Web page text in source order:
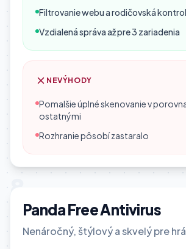
Filtrovanie webu a rodičovská
Vzdialená správa až pre 3 zariadenia
NEVÝHODY
Pomalšie úplné skenovanie v
ostatnými
Rozhranie pôsobí zastaralo
Panda Free Antivirus
Nenáročný, štýlový a skvelý pre